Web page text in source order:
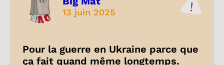
13 juin 2025
Pour la guerre en Ukraine parce que
ça fait quand même longtemps.